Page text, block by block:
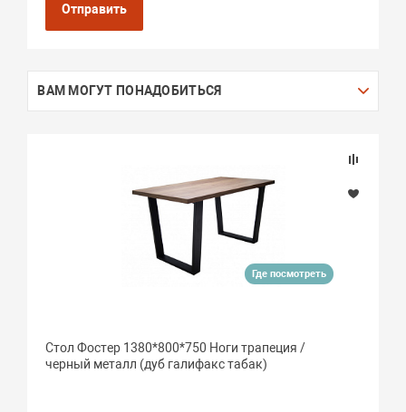
Отправить
ВАМ МОГУТ ПОНАДОБИТЬСЯ
Где посмотреть
Стол Фостер 1380*800*750 Ноги трапеция /
черный металл (дуб галифакс табак)